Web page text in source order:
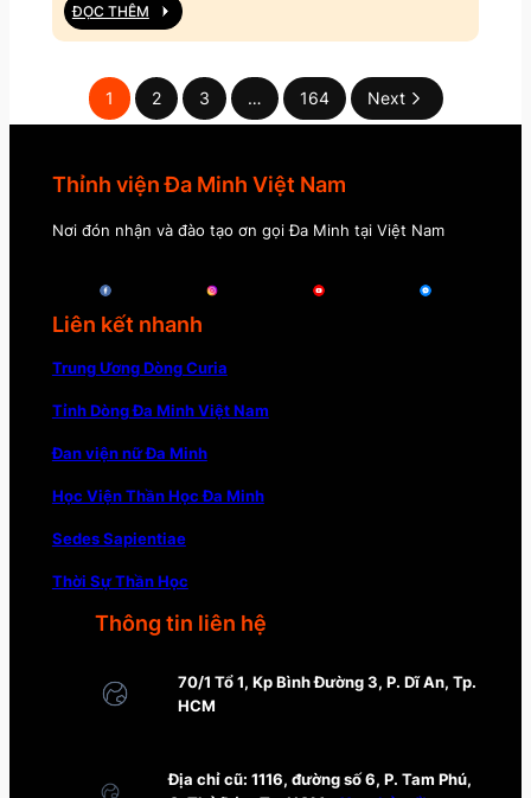
ĐỌC THÊM
1 2 3 … 164 Next
Thỉnh viện Đa Minh Việt Nam
Nơi đón nhận và đào tạo ơn gọi Đa Minh tại Việt Nam
Liên kết nhanh
Trung Ương Dòng Curia
Tỉnh Dòng Đa Minh Việt Nam
Đan viện nữ Đa Minh
Học Viện Thần Học Đa Minh
Sedes Sapientiae
Thời Sự Thần Học
Thông tin liên hệ
70/1 Tổ 1, Kp Bình Đường 3, P. Dĩ An, Tp.
HCM
Địa chỉ cũ: 1116, đường số 6, P. Tam Phú,